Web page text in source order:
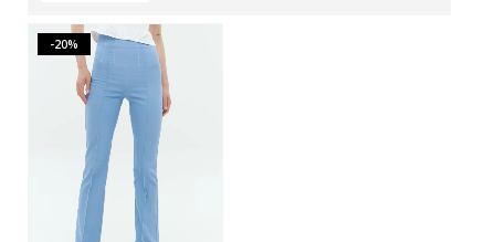
-20%